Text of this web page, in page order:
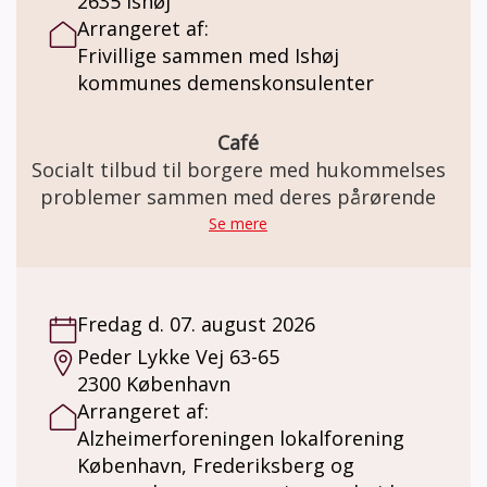
påtage dig at ledsage et menneske med
demens til kulturoplevelse og kaffe hver
tredje uge? Vi kan hjælpe med at klæde dig
på til opgaven og støtte dig undervejs, hvis
nærmere.
Arrangeret af:
Frivillige sammen med Ishøj
kommunes demenskonsulenter
Café
Socialt tilbud til borgere med hukommelses
problemer sammen med deres pårørende
Se mere
Fredag d. 07. august 2026
Peder Lykke Vej 63-65
2300 København
Arrangeret af:
Alzheimerforeningen lokalforening
København, Frederiksberg og